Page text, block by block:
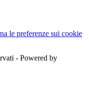
le preferenze sui cookie
- Powered by